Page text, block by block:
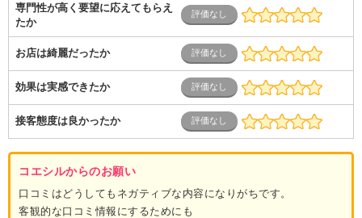
専門性が高く要望に応えてもらえ
たか
お店は綺麗だったか
効果は実感できたか
接客態度は良かったか
コエシルからのお願い
口コミはどうしてもネガティブな内容になりがちです。
客観的な口コミ情報にするためにも